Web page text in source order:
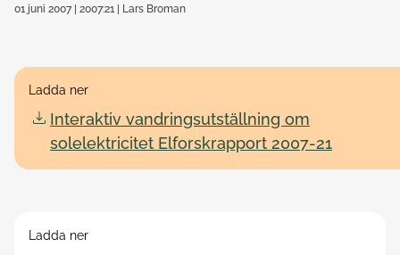
01 juni 2007| 2007:21 | Lars Broman
Ladda ner
Interaktiv vandringsutställning om
solelektricitet Elforskrapport 2007-21
Ladda ner